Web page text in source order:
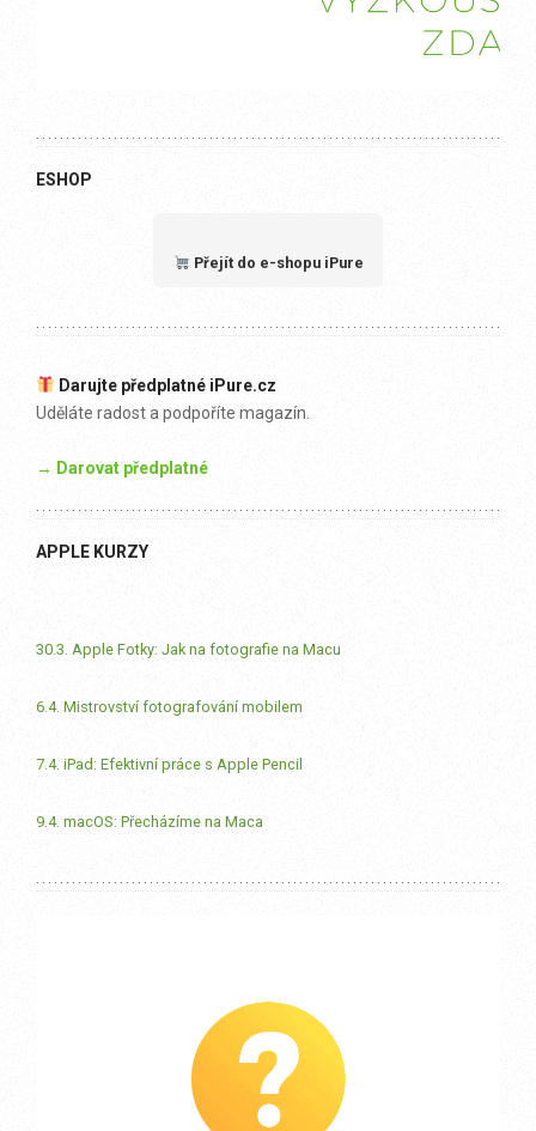
ESHOP
Přejít do e-shopu iPure
Darujte předplatné iPure.cz
Uděláte radost a podpoříte magazín.
→ Darovat předplatné
APPLE KURZY
30.3. Apple Fotky: Jak na fotografie na Macu
6.4. Mistrovství fotografování mobilem
7.4. iPad: Efektivní práce s Apple Pencil
9.4. macOS: Přecházíme na Maca